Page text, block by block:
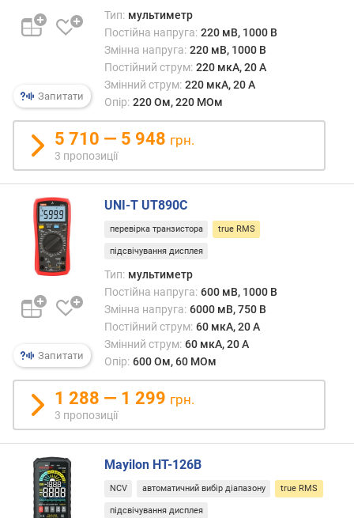
н
а
г
а
і
.
(
м
В
)
п
о
с
й
н
а
н
а
п
р
у
г
а
Запитати
Тип: мультиметр
Постійна напруга: 220 мВ, 1000 В
Змінна напруга: 220 мВ, 1000 В
Постійний струм: 220 мкА, 20 А
Змінний струм: 220 мкА, 20 А
Опір: 220 Ом, 220 МОм
5 710 — 5 948 грн.
3 пропозиції
Запитати
UNI-T UT890C
перевірка транзистора true RMS
підсвічування дисплея
Тип: мультиметр
Постійна напруга: 600 мВ, 1000 В
Змінна напруга: 6000 мВ, 750 В
Постійний струм: 60 мкА, 20 А
Змінний струм: 60 мкА, 20 А
Опір: 600 Ом, 60 МОм
1 288 — 1 299 грн.
3 пропозиції
Mayilon HT-126B
NCV автоматичний вибір діапазону true RMS
підсвічування дисплея